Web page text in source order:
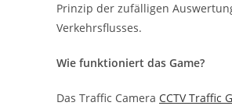
Prinzip der zufälligen
Verkehrsflusses.
Wie funktioniert das Game?
Das Traffic Camera CCTV Traffic